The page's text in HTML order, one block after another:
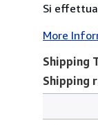
Si
More
Shipping
Shipping